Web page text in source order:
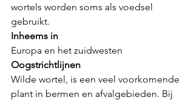
wortels worden soms als voedsel
gebruikt.
Inheems in
Europa en het zuidwesten
Oogstrichtlijnen
Wilde wortel, is een veel voorkomende
plant in bermen en afvalgebieden. Bij